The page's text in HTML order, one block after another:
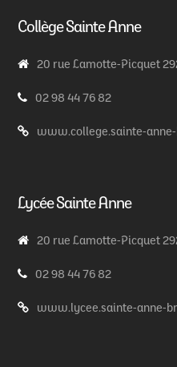
Collège Sainte Anne
20 rue Lamotte-Picquet
02 98 44 76 82
www.college.sainte-
Lycée Sainte Anne
20 rue Lamotte-Picquet
02 98 44 76 82
www.lycee.sainte-anne-